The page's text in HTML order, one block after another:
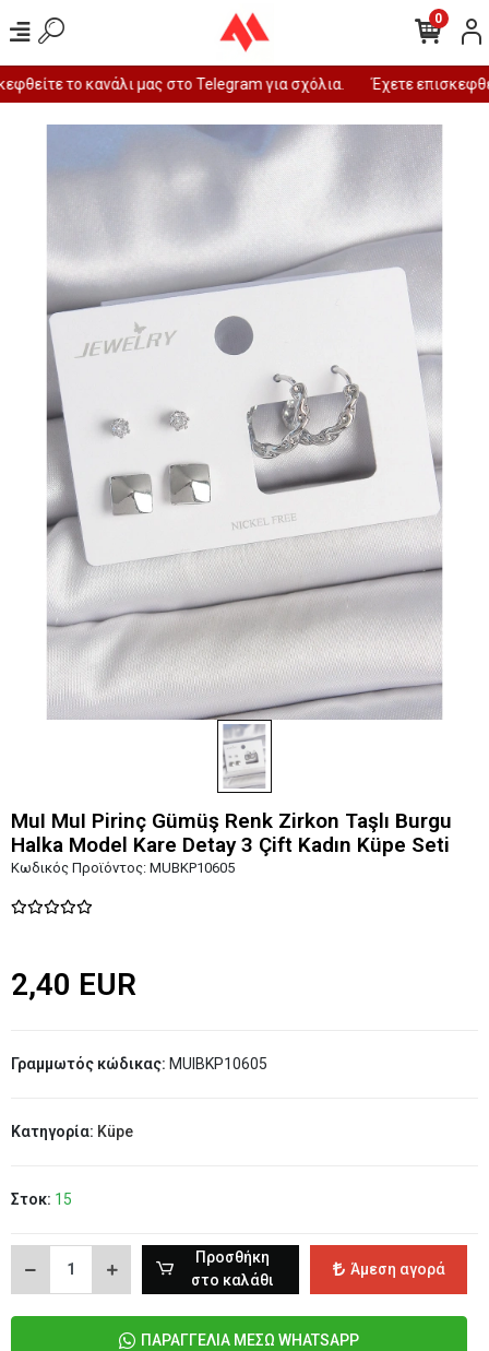
το κανάλι μας στο Telegram για σχόλια. Έχετε
0
MuI MuI Pirinç Gümüş Renk Zirkon Taşlı Burgu
Halka Model Kare Detay 3 Çift Kadın Küpe Seti
Κωδικός Προϊόντος: MUBKP10605
2,40 EUR
Γραμμωτός κώδικας: MUIBKP10605
Κατηγορία: Küpe
Στοκ: 15
Προσθήκη
στο καλάθι
Άμεση αγορά
ΠΑΡΑΓΓΕΛΙΑ ΜΕΣΩ WHATSAPP